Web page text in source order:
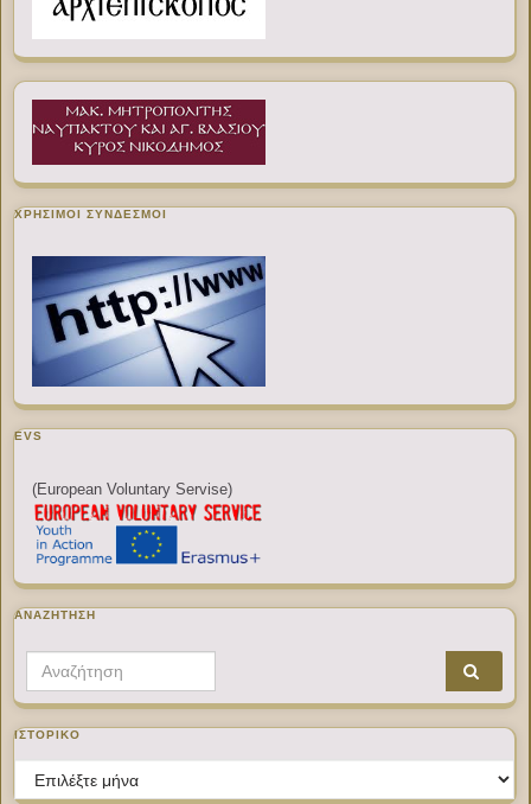
ΧΡΉΣΙΜΟΙ ΣΎΝΔΕΣΜΟΙ
EVS
(European Voluntary Servise)
ΑΝΑΖΉΤΗΣΗ
Search for:
ΙΣΤΟΡΙΚΌ
Ιστορικό